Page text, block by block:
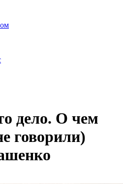
дело. О чем
говорили)